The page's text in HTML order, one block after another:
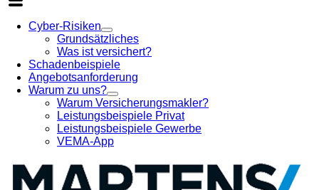
Cyber-Risiken
Grundsätzliches
Was ist versichert?
Schadenbeispiele
Angebotsanforderung
Warum zu uns?
Warum Versicherungsmakler?
Leistungsbeispiele Privat
Leistungsbeispiele Gewerbe
VEMA-App